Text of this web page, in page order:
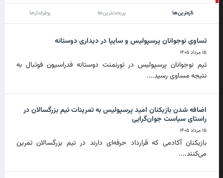
تازه‌ترین‌ها پربحث‌ترین‌ها پرطرفدارها
تساوی نوجوانان پرسپولیس و سایپا در دیداری دوستانه
۱۵ مرداد ۱۴۰۵
تیم نوجوانان پرسپولیس در تورنمنت دوستانه فدراسیون فوتبال به
نتیجه مساوی رسید....
اضافه شدن بازیکنان امید پرسپولیس به تمرینات تیم بزرگسالان در
راستای سیاست جوان‌گرایی
۱۵ مرداد ۱۴۰۵
بازیکنان آکادمی که قرارداد حرفه‌ای دارند در تیم بزرگسالان تمرین
می‌کنند....